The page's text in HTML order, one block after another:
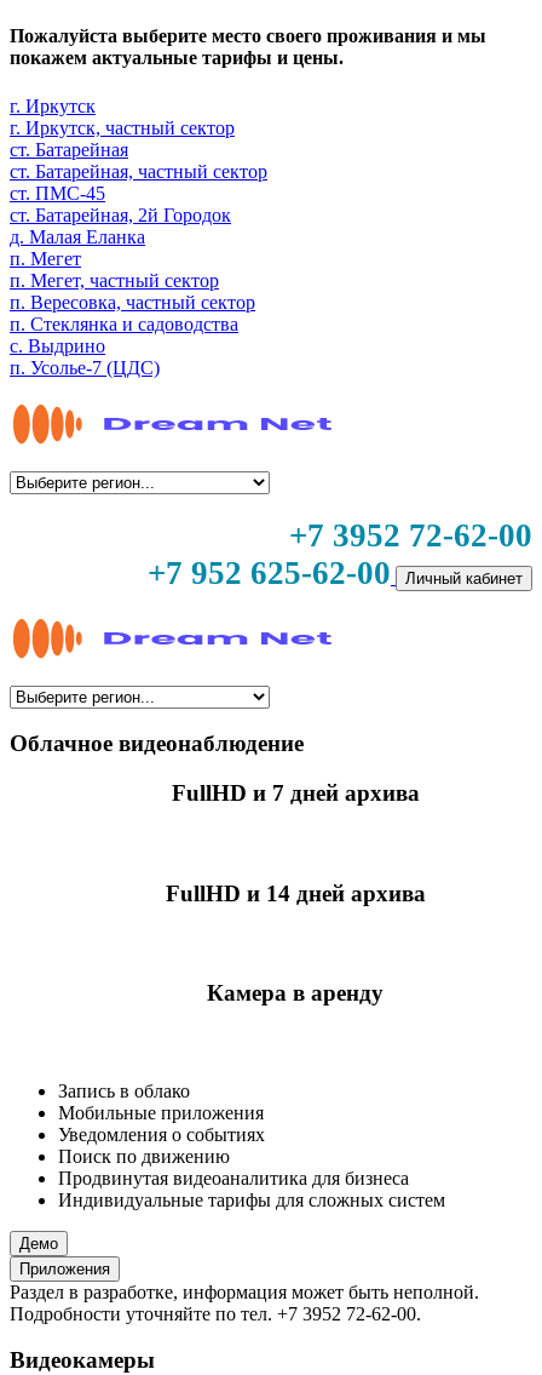
Пожалуйста выберите место своего проживания и мы
покажем актуальные тарифы и цены.
г. Иркутск
г. Иркутск, частный сектор
ст. Батарейная
ст. Батарейная, частный сектор
ст. ПМС-45
ст. Батарейная, 2й Городок
д. Малая Еланка
п. Мегет
п. Мегет, частный сектор
п. Вересовка, частный сектор
п. Стеклянка и садоводства
с. Выдрино
п. Усолье-7 (ЦДС)
+7 3952 72-62-00
+7 952 625-62-00
Личный кабинет
Облачное видеонаблюдение
FullHD и 7 дней архива
FullHD и 14 дней архива
Камера в аренду
Запись в облако
Мобильные приложения
Уведомления о событиях
Поиск по движению
Продвинутая видеоаналитика для бизнеса
Индивидуальные тарифы для сложных систем
Демо
Приложения
Раздел в разработке, информация может быть неполной.
Подробности уточняйте по тел. +7 3952 72-62-00.
Видеокамеры